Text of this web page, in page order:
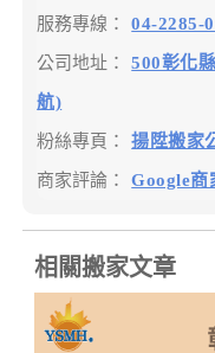
服務專線： 04-2285-
公司地址： 500彰化
航)
粉絲專頁： 揚陞搬家
商家評論： Google商
相關搬家文章